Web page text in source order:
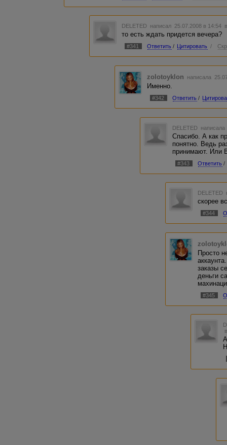
DELETED написал 25.07.2008 в 14:54
то есть ждать придется вечера?
#341 Ответить / Цитировать /
zolotoyklon написала
Именно.
#342 Ответить /
DELETED
Спасибо. А как
понятно. Ведь
принимают. Или
#343 Ответить /
DELETED
скорее
#344
Просто
заказы
деньги
#345